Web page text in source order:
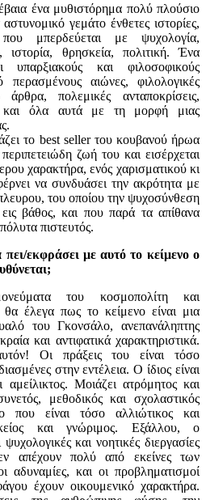
ένα μυθιστόρημα πολύ πλούσιο
γεμάτο ένθετες ιστορίες,
μπερδεύεται με ψυχολογία,
ιστορία, θρησκεία, πολιτική. Ένα
υπαρξιακούς και φιλοσοφικούς
περασμένους αιώνες, φιλολογικές
άρθρα, πολεμικές ανταποκρίσεις,
και όλα αυτά με τη μορφή μιας
το best seller του κουβανού ήρωα
ζωή του και εισέρχεται
χαρακτήρα, ενός χαρισματικού κι
να συνδυάσει την ακρότητα με
του οποίου την ψυχοσύνθεση
βάθος, και που παρά τα απίθανα
πιστευτός.
πει/εκφράσει με αυτό το κείμενο ο
του κοσμοπολίτη και
έλεγα πως το κείμενο είναι μια
του Γκονσάλο, ανεπανάληπτης
και αντιφατικά χαρακτηριστικά.
Οι πράξεις του είναι τόσο
στην εντέλεια. Ο ίδιος είναι
Μοιάζει ατρόμητος και
μεθοδικός και σχολαστικός
που είναι τόσο αλλιώτικος και
και γνώριμος. Εξάλλου, ο
και νοητικές διεργασίες
απέχουν πολύ από εκείνες των
αδυναμίες, και οι προβληματισμοί
έχουν οικουμενικό χαρακτήρα.